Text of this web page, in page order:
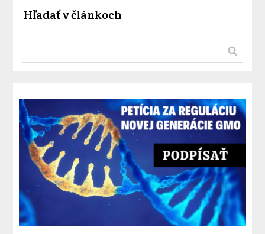
Hľadať v článkoch